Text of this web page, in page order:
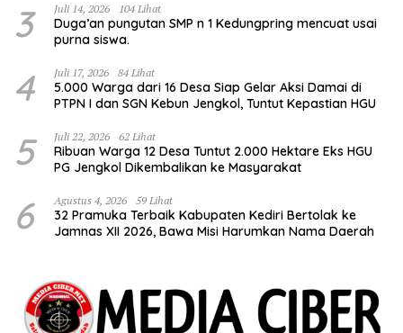
3 Juli 14, 2026 104 Lihat
Duga’an pungutan SMP n 1 Kedungpring mencuat usai
purna siswa.
4 Juli 17, 2026 84 Lihat
5.000 Warga dari 16 Desa Siap Gelar Aksi Damai di
PTPN I dan SGN Kebun Jengkol, Tuntut Kepastian HGU
5 Juli 22, 2026 62 Lihat
Ribuan Warga 12 Desa Tuntut 2.000 Hektare Eks HGU
PG Jengkol Dikembalikan ke Masyarakat
6 Agustus 4, 2026 59 Lihat
32 Pramuka Terbaik Kabupaten Kediri Bertolak ke
Jamnas XII 2026, Bawa Misi Harumkan Nama Daerah